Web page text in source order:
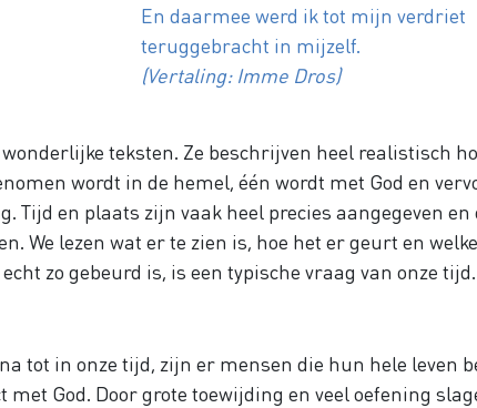
En daarmee werd ik tot mijn verdriet
teruggebracht in mijzelf.
(Vertaling: Imme Dros)
teksten. Ze beschrijven heel realistisch
wordt in de hemel, één wordt met God en
Tijd en plaats zijn vaak heel precies aangegeven en
We lezen wat er te zien is, hoe het er geurt en
zo gebeurd is, is een typische vraag van onze tijd.
tot in onze tijd, zijn er mensen die hun hele leven
God. Door grote toewijding en veel oefening